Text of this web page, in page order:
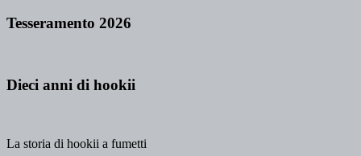
Tesseramento 2026
Dieci anni di hookii
La storia di hookii a fumetti